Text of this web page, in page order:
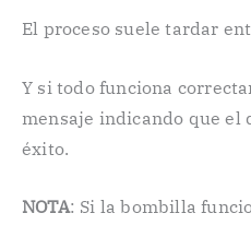
El proceso suele tardar
Y si todo funciona
mensaje indicando que el
éxito.
NOTA: Si la bombilla